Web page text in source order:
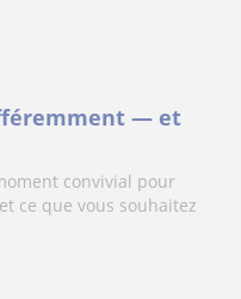
— et
convivial pour
ce que vous souhaitez